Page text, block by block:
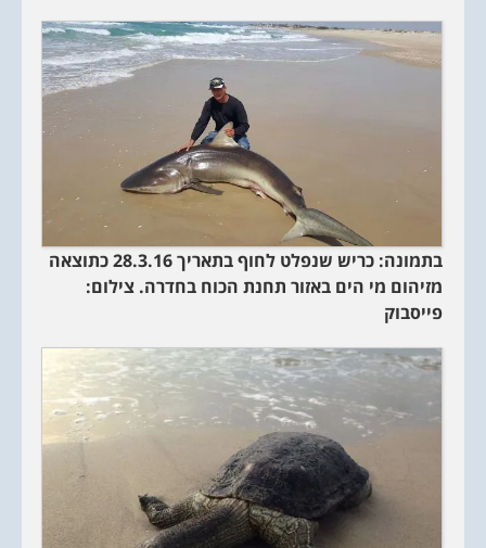
בתמונה: כריש שנפלט לחוף בתאריך 28.3.16 כתוצאה
מזיהום מי הים באזור תחנת הכוח בחדרה. צילום:
פייסבוק